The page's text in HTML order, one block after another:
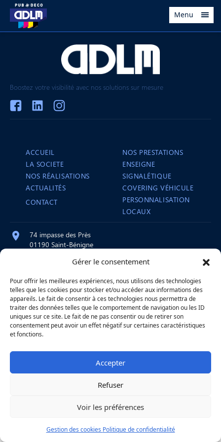
Gérer le consentement
Pour offrir les meilleures expériences, nous utilisons des technologies
telles que les cookies pour stocker et/ou accéder aux informations des
appareils. Le fait de consentir à ces technologies nous permettra de
traiter des données telles que le comportement de navigation ou les ID
uniques sur ce site. Le fait de ne pas consentir ou de retirer son
consentement peut avoir un effet négatif sur certaines caractéristiques
et fonctions.
Accepter
Refuser
Voir les préférences
Gestion des cookies Politique de confidentialité
Menu
Boostez votre visibilité avec nos solutions sur mesure
ACCUEIL
LA SOCIETE
NOS RÉALISATIONS
ACTUALITÉS
CONTACT
NOS PRESTATIONS
ENSEIGNE
SIGNALÉTIQUE
COVERING VÉHICULE
PERSONNALISATION
LOCAUX
74 impasse des Près
01190 Saint-Bénigne
contact@atelier-martre.fr
09 72 95 15 20
Lundi au jeudi : 8h – 12h / 14h – 18h
Vendredi : 8h – 12h
|Mentions légales